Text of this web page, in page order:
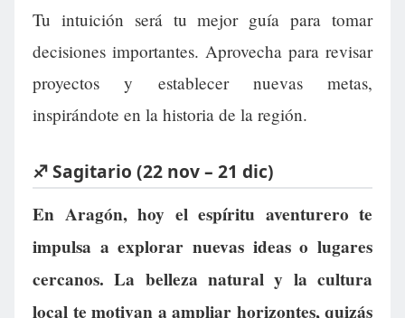
Tu intuición será tu mejor guía para tomar
decisiones importantes. Aprovecha para revisar
proyectos y establecer nuevas metas,
inspirándote en la historia de la región.
♐ Sagitario (22 nov – 21 dic)
En Aragón, hoy el espíritu aventurero te
impulsa a explorar nuevas ideas o lugares
cercanos. La belleza natural y la cultura
local te motivan a ampliar horizontes, quizás